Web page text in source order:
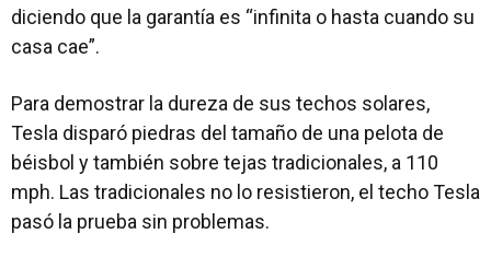
diciendo que la garantía es “infinita o hasta cuando su
casa cae”.
Para demostrar la dureza de sus techos solares,
Tesla disparó piedras del tamaño de una pelota de
béisbol y también sobre tejas tradicionales, a 110
mph. Las tradicionales no lo resistieron, el techo Tesla
pasó la prueba sin problemas.